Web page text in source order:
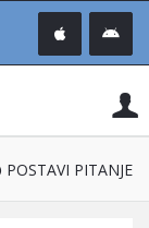
®
POSTAVI PITANJE